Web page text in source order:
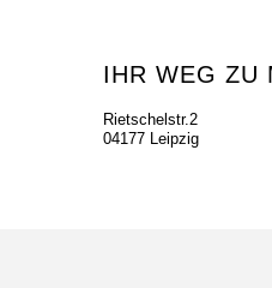
IHR WEG ZU
Rietschelstr.2
04177 Leipzig